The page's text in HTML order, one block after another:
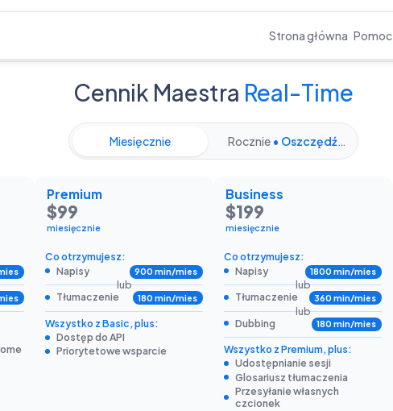
Strona główna Pomoc
Cennik Maestra Real-Time
Miesięcznie Rocznie• Oszczędź 20%
Premium
$99
miesięcznie
Co otrzymujesz:
Napisy
900 min/mies
lub
Tłumaczenie
180 min/mies
Wszystko z Basic, plus:
Dostęp do API
Priorytetowe wsparcie
Business
$199
miesięcznie
Co otrzymujesz:
Napisy
1800 min/mies
lub
Tłumaczenie
360 min/mies
lub
Dubbing
180 min/mies
Wszystko z Premium, plus:
Udostępnianie sesji
Glosariusz tłumaczenia
Przesyłanie własnych
czcionek